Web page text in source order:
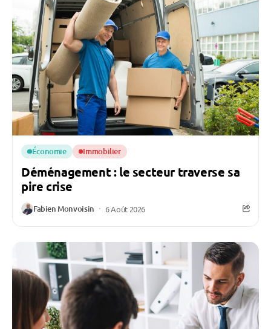
Économie Immobilier
Déménagement : le secteur traverse sa
pire crise
Fabien Monvoisin 6 Août 2026